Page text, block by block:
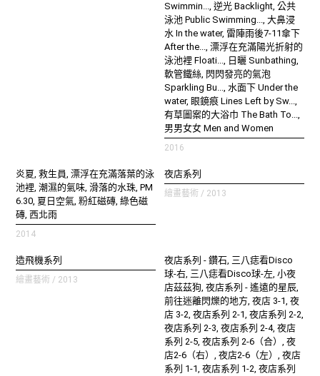
Swimmin..., 逆光 Backlight, 公共
泳池 Public Swimming..., 大鼻浸
水 In the water, 雷陣雨後7-11傘下
After the..., 漂浮在充滿陽光折射的
泳池裡 Floati..., 日曬 Sunbathing,
軟管鐵絲, 閃閃發亮的氣泡
Sparkling Bu..., 水面下 Under the
water, 眼鏡痕 Lines Left by Sw...,
有草圖案的大浴巾 The Bath To...,
男男女女 Men and Women
2016
炎夏, 救生員, 漂浮在充滿落葉的泳
池裡, 潮濕的氣味, 滑落的水珠, PM
6.30, 夏日空氣, 粉紅磁磚, 綠色磁
磚, 西北雨
2014
夜店系列
繪畫藝術 / 2013
造飛機系列
繪畫藝術 / 2013
夜店系列 - 鑽石, 三八痣看Disco
球-右, 三八痣看Disco球-左, 小夜
店茲茲狗, 夜店系列 - 遙遠的星辰,
前往迷離閃爍的地方, 夜店 3-1, 夜
店 3-2, 夜店系列 2-1, 夜店系列 2-2,
夜店系列 2-3, 夜店系列 2-4, 夜店
系列 2-5, 夜店系列 2-6（合）, 夜
店2-6（右）, 夜店2-6（左）, 夜店
系列 1-1, 夜店系列 1-2, 夜店系列